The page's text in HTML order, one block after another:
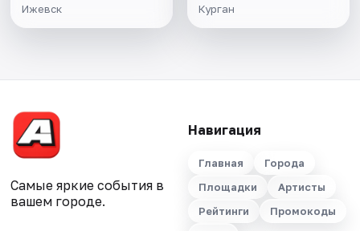
Ижевск Курган
Самые яркие события в
вашем городе.
Навигация
Главная
Города
Площадки
Артисты
Рейтинги
Промокоды